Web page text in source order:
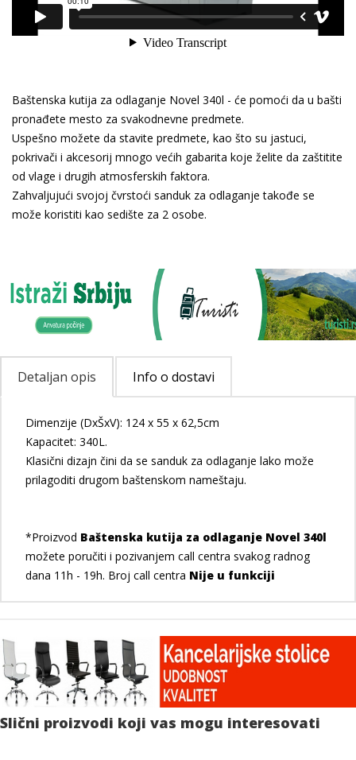
Baštenska kutija za odlaganje Novel 340l - će pomoći da u bašti
pronađete mesto za svakodnevne predmete.
Uspešno možete da stavite predmete, kao što su jastuci,
pokrivači i akcesorij mnogo većih gabarita koje želite da zaštitite
od vlage i drugih atmosferskih faktora.
Zahvaljujući svojoj čvrstoći sanduk za odlaganje takođe se
može koristiti kao sedište za 2 osobe.
Detaljan opis Info o dostavi
Dimenzije (DxŠxV): 124 x 55 x 62,5cm
Kapacitet: 340L.
Klasični dizajn čini da se sanduk za odlaganje lako može
prilagoditi drugom baštenskom nameštaju.
*Proizvod Baštenska kutija za odlaganje Novel 340l
možete poručiti i pozivanjem call centra svakog radnog
dana 11h - 19h. Broj call centra Nije u funkciji
Slični proizvodi koji vas mogu interesovati